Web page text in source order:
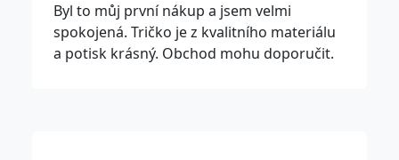
Byl to můj první nákup a jsem velmi
spokojená. Tričko je z kvalitního materiálu
a potisk krásný. Obchod mohu doporučit.